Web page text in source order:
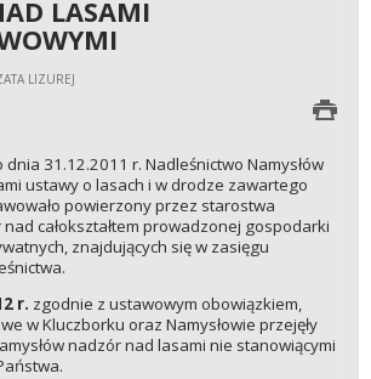
LASAMI
LIZUREJ
31.12.2011 r. Nadleśnictwo Namysłów
ustawy o lasach i w drodze zawartego
powierzony przez starostwa
całokształtem prowadzonej gospodarki
znajdujących się w zasięgu
r. zgodnie z ustawowym obowiązkiem,
w Kluczborku oraz Namysłowie przejęły
nadzór nad lasami nie stanowiącymi